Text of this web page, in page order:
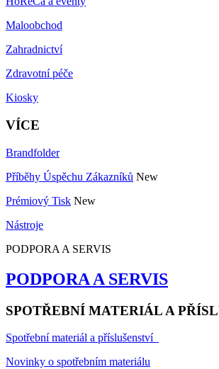
Maloobchod
Zahradnictví
Zdravotní péče
Kiosky
VÍCE
Brandfolder
Příběhy Úspěchu Zákazníků New
Prémiový Tisk New
Nástroje
PODPORA A SERVIS
PODPORA A SERVIS
SPOTŘEBNÍ MATERIÁL A
Spotřební materiál a příslušenství
Novinky o spotřebním materiálu